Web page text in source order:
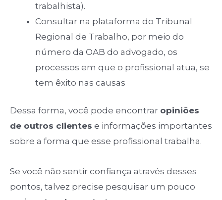
trabalhista).
Consultar na plataforma do Tribunal
Regional de Trabalho, por meio do
número da OAB do advogado, os
processos em que o profissional atua, se
tem êxito nas causas
Dessa forma, você pode encontrar opiniões
de outros clientes e informações importantes
sobre a forma que esse profissional trabalha.
Se você não sentir confiança através desses
pontos, talvez precise pesquisar um pouco